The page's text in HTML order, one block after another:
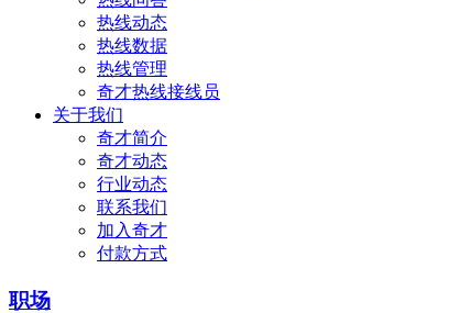
热线动态
热线数据
热线管理
奇才热线接线员
关于我们
奇才简介
奇才动态
行业动态
联系我们
加入奇才
付款方式
职场